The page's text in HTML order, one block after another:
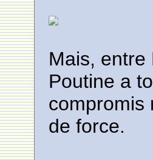
Mais, entre
Poutine a
compromis
de force.